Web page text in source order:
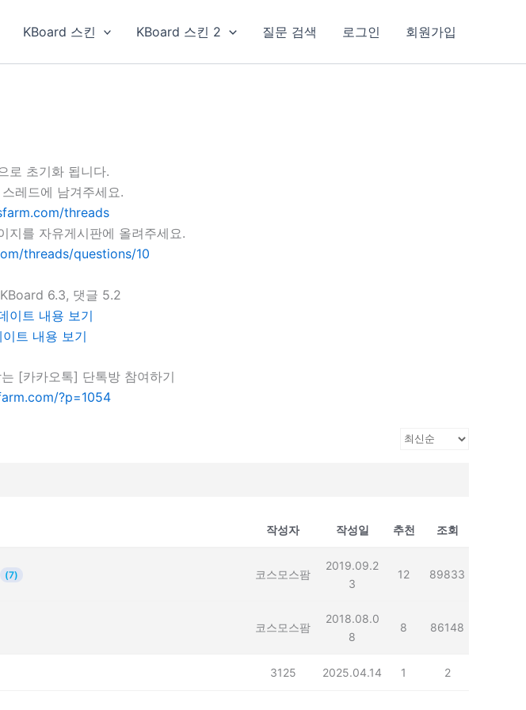
KBoard 스킨 KBoard 스킨 2 질문 검색 로그인 회원가입
로 초기화 됩니다.
레드에 남겨주세요.
threads
지를 자유게시판에 올려주세요.
threads/questions/10
6.3, 댓글 5.2
이트 내용 보기
트 내용 보기
[카카오톡] 단톡방 참여하기
?p=1054
작성자 작성일 추천 조회
(7) 코스모스팜
2019.09.2
3
12 89833
코스모스팜
2018.08.0
8
8 86148
3125 2025.04.14 1 2